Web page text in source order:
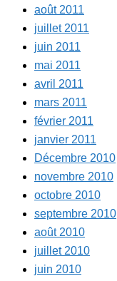
août 2011
juillet 2011
juin 2011
mai 2011
avril 2011
mars 2011
février 2011
janvier 2011
Décembre 2010
novembre 2010
octobre 2010
septembre 2010
août 2010
juillet 2010
juin 2010